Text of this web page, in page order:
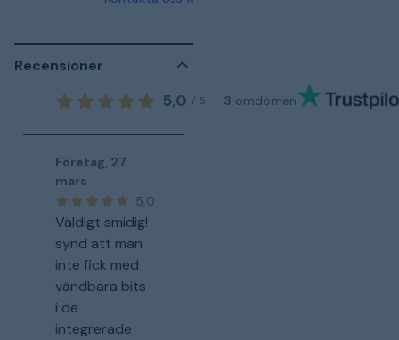
Recensioner
5,0 / 5 3 omdömen
Företag, 27
mars
5,0
Väldigt smidig!
synd att man
inte fick med
vändbara bits
i de
integrerade